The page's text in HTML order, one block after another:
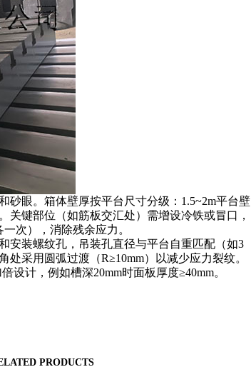
砂眼。箱体壁厚按平台尺寸分级： 1.5~2m平台壁
关键部位（如筋板交汇处）需增设冷铁或冒口，
次），消除残余应力。
安装螺纹孔，吊装孔直径与平台自重匹配（如3
处采用圆弧过渡（R≥10mm）以减少应力裂纹。
设计，例如槽深20mm时面板厚度≥40mm。
PRODUCTS